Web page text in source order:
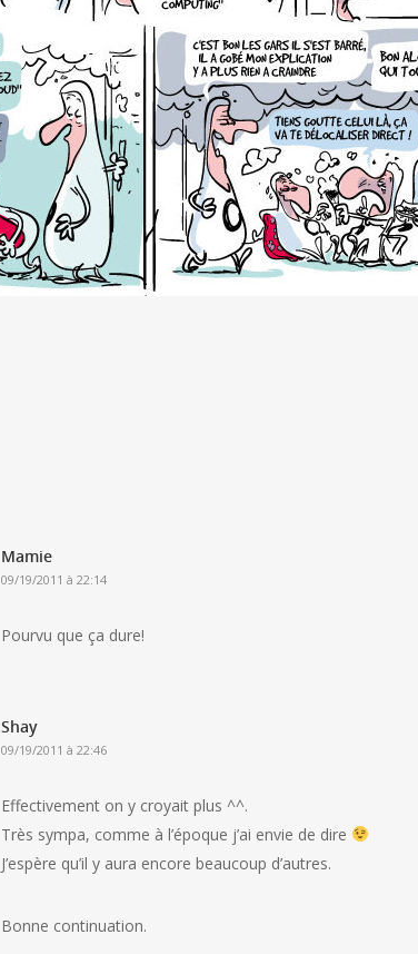
Mamie
09/19/2011 à 22:14
Pourvu que ça dure!
Shay
09/19/2011 à 22:46
Effectivement on y croyait plus ^^.
Très sympa, comme à l’époque j’ai envie de dire
J’espère qu’il y aura encore beaucoup d’autres.
Bonne continuation.